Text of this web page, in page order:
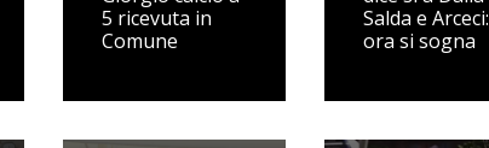
5 ricevuta in
Comune
Salda e Arceci:
ora si sogna